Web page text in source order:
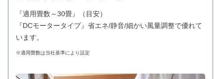
『適用畳数～30畳』（目安）
『DCモータータイプ』省エネ/静音/細かい風量調整で優れて
います。
※適用畳数は当社基準により設定